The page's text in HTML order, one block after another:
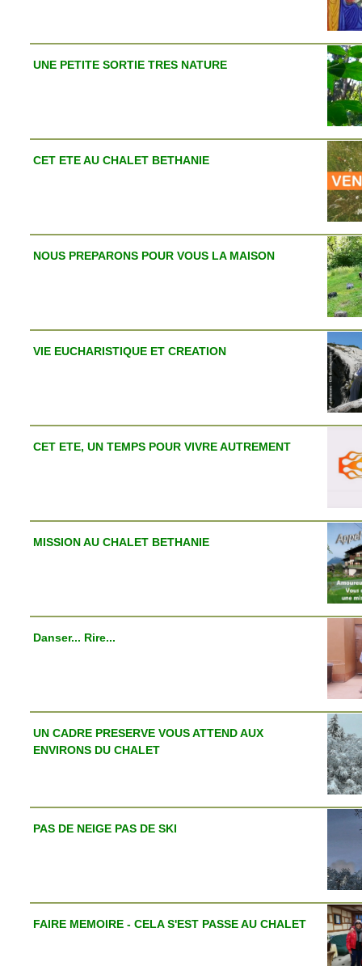
UNE PETITE SORTIE TRES NATURE
CET ETE AU CHALET BETHANIE
NOUS PREPARONS POUR VOUS LA MAISON
VIE EUCHARISTIQUE ET CREATION
CET ETE, UN TEMPS POUR VIVRE AUTREMENT
MISSION AU CHALET BETHANIE
Danser... Rire...
UN CADRE PRESERVE VOUS ATTEND AUX
ENVIRONS DU CHALET
PAS DE NEIGE PAS DE SKI
FAIRE MEMOIRE - CELA S'EST PASSE AU CHALET